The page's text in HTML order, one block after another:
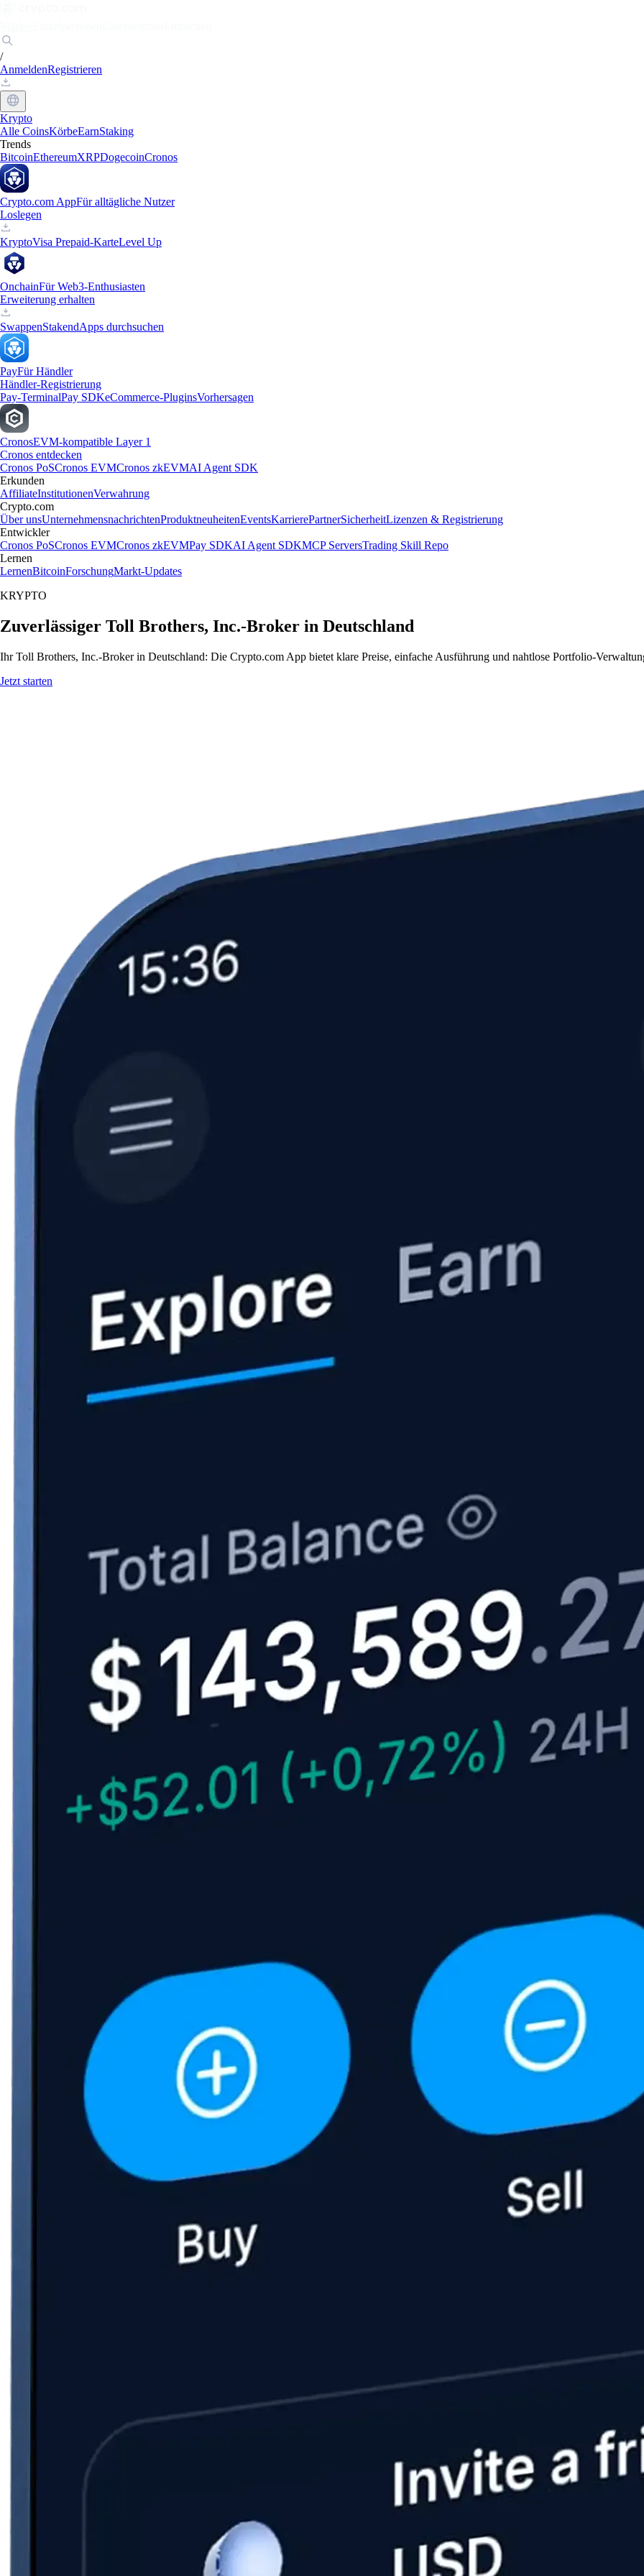
/
AnmeldenRegistrieren
Krypto
Alle CoinsKörbeEarnStaking
Trends
BitcoinEthereumXRPDogecoinCronos
Crypto.com AppFür alltägliche Nutzer
Loslegen
KryptoVisa Prepaid-KarteLevel Up
OnchainFür Web3-Enthusiasten
Erweiterung erhalten
SwappenStakendApps durchsuchen
PayFür Händler
Händler-Registrierung
Pay-TerminalPay SDKeCommerce-PluginsVorhersagen
CronosEVM-kompatible Layer 1
Cronos entdecken
Cronos PoSCronos EVMCronos zkEVMAI Agent SDK
Erkunden
AffiliateInstitutionenVerwahrung
Crypto.com
Über unsUnternehmensnachrichtenProduktneuheitenEventsKarrierePartnerSicherheitLizenzen & Registrierung
Entwickler
Cronos PoSCronos EVMCronos zkEVMPay SDKAI Agent SDKMCP ServersTrading Skill Repo
Lernen
LernenBitcoinForschungMarkt-Updates
KRYPTO
Zuverlässiger Toll Brothers, Inc.-Broker in Deutschland
Ihr Toll Brothers, Inc.-Broker in Deutschland: Die Crypto.com App bietet klare Preise, einfache Ausführung und nahtlose Portfolio-
Jetzt starten